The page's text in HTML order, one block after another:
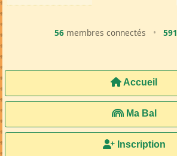
56 membres connectés • 591
Accueil
Ma Bal
Inscription